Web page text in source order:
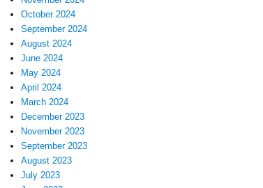
October 2024
September 2024
August 2024
June 2024
May 2024
April 2024
March 2024
December 2023
November 2023
September 2023
August 2023
July 2023